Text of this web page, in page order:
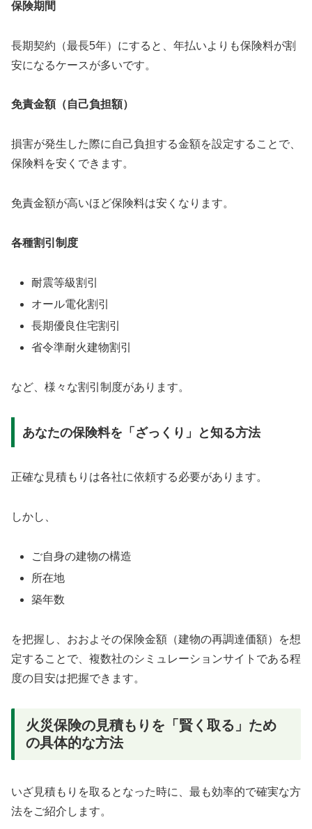
保険期間
長期契約（最長5年）にすると、年払いよりも保険料が割
安になるケースが多いです。
免責金額（自己負担額）
損害が発生した際に自己負担する金額を設定することで、
保険料を安くできます。
免責金額が高いほど保険料は安くなります。
各種割引制度
耐震等級割引
オール電化割引
長期優良住宅割引
省令準耐火建物割引
など、様々な割引制度があります。
あなたの保険料を「ざっくり」と知る方法
正確な見積もりは各社に依頼する必要があります。
しかし、
ご自身の建物の構造
所在地
築年数
を把握し、おおよその保険金額（建物の再調達価額）を想
定することで、複数社のシミュレーションサイトである程
度の目安は把握できます。
火災保険の見積もりを「賢く取る」ため
の具体的な方法
いざ見積もりを取るとなった時に、最も効率的で確実な方
法をご紹介します。